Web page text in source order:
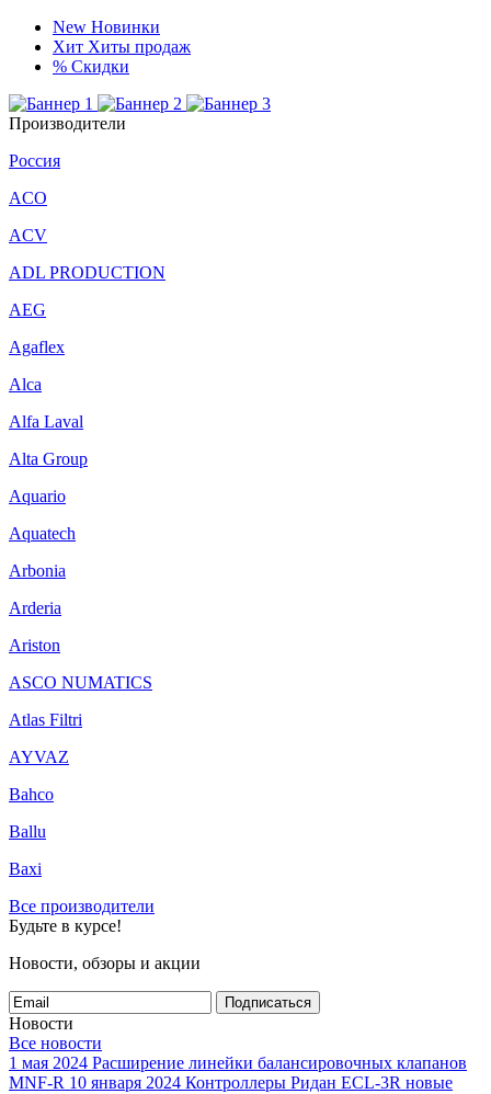
New Новинки
Хит Хиты продаж
% Скидки
Производители
Россия
ACO
ACV
ADL PRODUCTION
AEG
Agaflex
Alca
Alfa Laval
Alta Group
Aquario
Aquatech
Arbonia
Arderia
Ariston
ASCO NUMATICS
Atlas Filtri
AYVAZ
Bahco
Ballu
Baxi
Все производители
Будьте в курсе!
Новости, обзоры и акции
Подписаться
Новости
Все новости
1 мая 2024 Расширение линейки балансировочных клапанов
MNF-R 10 января 2024 Контроллеры Ридан ECL-3R новые